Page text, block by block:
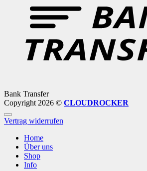
Bank Transfer
Copyright 2026 © CLOUDROCKER
Vertrag widerrufen
Home
Über uns
Shop
Info